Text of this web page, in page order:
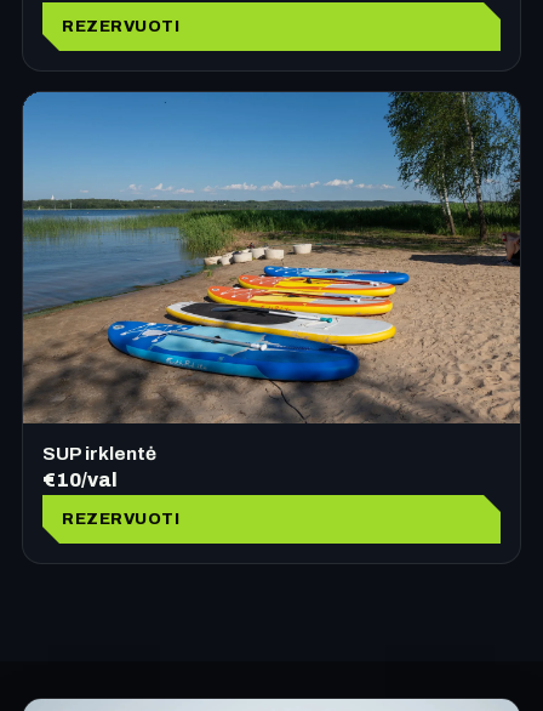
REZERVUOTI
SUP irklentė
€10/val
REZERVUOTI